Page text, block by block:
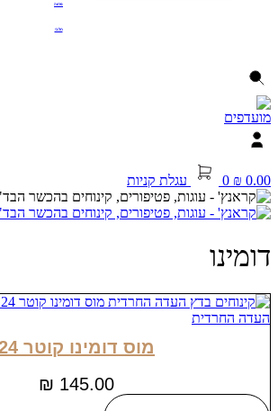
פרווה
חלבי
₪ 0.00
0 עגלת קניות
דומינו
מוס דומינו קוטר 24
₪ 145.00